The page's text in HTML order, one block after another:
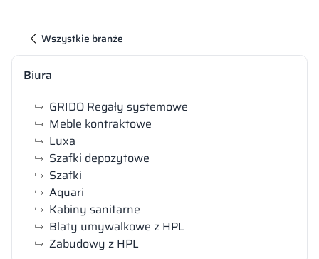
Wszystkie branże
Biura
GRIDO Regały systemowe
Meble kontraktowe
Luxa
Szafki depozytowe
Szafki
Aquari
Kabiny sanitarne
Blaty umywalkowe z HPL
Zabudowy z HPL